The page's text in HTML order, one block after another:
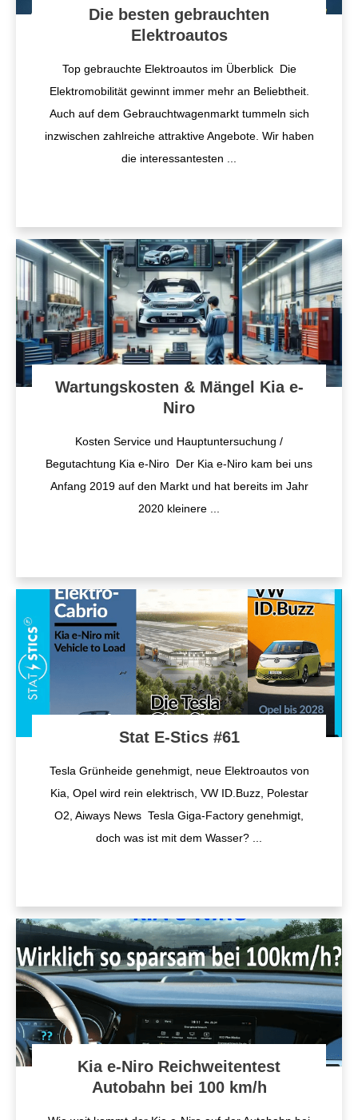
Die besten gebrauchten
Elektroautos
Top gebrauchte Elektroautos im Überblick Die
Elektromobilität gewinnt immer mehr an Beliebtheit.
Auch auf dem Gebrauchtwagenmarkt tummeln sich
inzwischen zahlreiche attraktive Angebote. Wir haben
die interessantesten
Wartungskosten & Mängel Kia e-
Niro
Kosten Service und Hauptuntersuchung /
Begutachtung Kia e-Niro Der Kia e-Niro kam bei uns
Anfang 2019 auf den Markt und hat bereits im Jahr
2020 kleinere
Stat E-Stics #61
Tesla Grünheide genehmigt, neue Elektroautos von
Kia, Opel wird rein elektrisch, VW ID.Buzz, Polestar
O2, Aiways News Tesla Giga-Factory genehmigt,
doch was ist mit dem Wasser?
Kia e-Niro Reichweitentest
Autobahn bei 100 km/h